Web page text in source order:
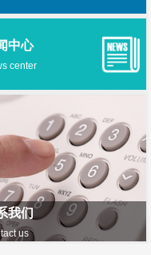
中心
center
我们
us